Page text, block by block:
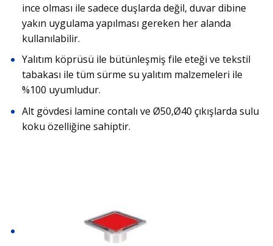
ince olması ile sadece duşlarda değil, duvar dibine
yakın uygulama yapılması gereken her alanda
kullanılabilir.
Yalıtım köprüsü ile bütünleşmiş file eteği ve tekstil
tabakası ile tüm sürme su yalıtım malzemeleri ile
%100 uyumludur.
Alt gövdesi lamine contalı ve Ø50,Ø40 çıkışlarda sulu
koku özelliğine sahiptir.